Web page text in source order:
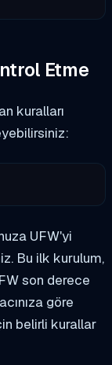
Etme
kuralları
UFW'yi
Bu ilk kurulum,
son derece
göre
belirli kurallar